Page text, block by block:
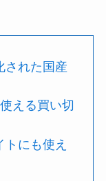
された国産
える買い切
にも使え